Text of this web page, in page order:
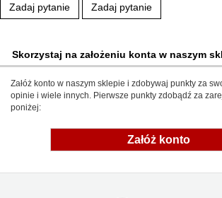
Zadaj pytanie Zadaj pytanie
Skorzystaj na założeniu konta w naszym
Załóż konto w naszym sklepie i zdobywaj punkty za
opinie i wiele innych. Pierwsze punkty zdobądź za
poniżej:
Załóż konto